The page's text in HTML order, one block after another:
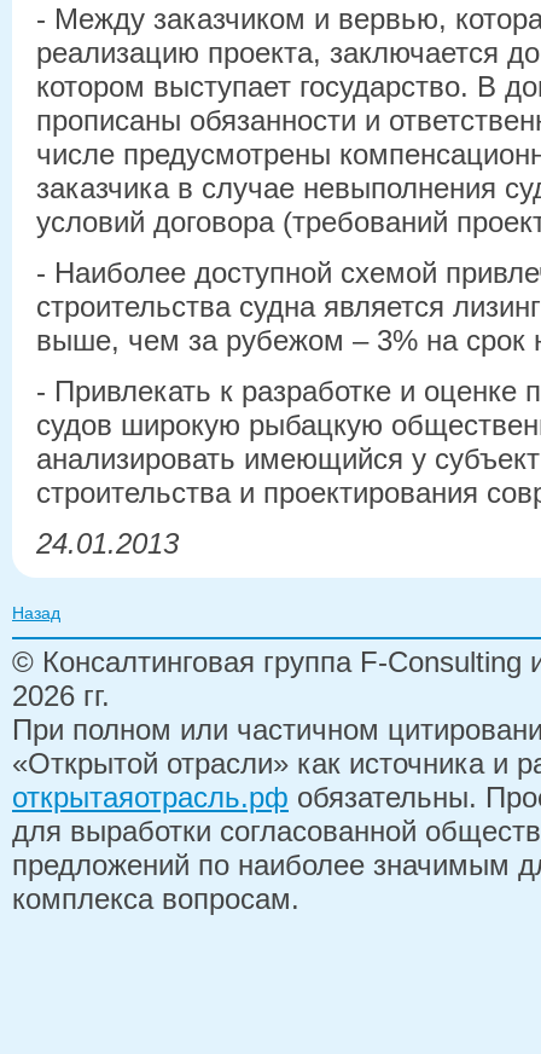
- Между заказчиком и вервью,
реализацию проекта, заключается
котором выступает государство. В
прописаны обязанности и
числе предусмотрены
заказчика в случае невыполнения
условий договора (требований
- Наиболее доступной схемой
строительства судна является
выше, чем за рубежом – 3% на срок
- Привлекать к разработке и оценке
судов широкую рыбацкую
анализировать имеющийся у
строительства и проектирования
24.01.2013
Назад
© Консалтинговая группа F-
2026 гг.
При полном или частичном
«Открытой отрасли» как источника и
открытаяотрасль.рф обязательны.
для выработки согласованной
предложений по наиболее значимым
комплекса вопросам.